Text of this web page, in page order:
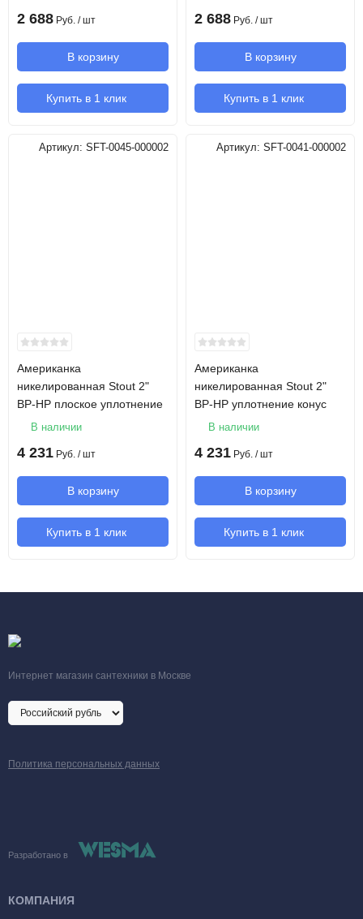
2 688 Руб. / шт
В корзину
Купить в 1 клик
2 688 Руб. / шт
В корзину
Купить в 1 клик
Артикул: SFT-0045-000002
Американка
никелированная Stout 2"
ВР-НР плоское уплотнение
В наличии
4 231 Руб. / шт
В корзину
Купить в 1 клик
Артикул: SFT-0041-000002
Американка
никелированная Stout 2"
ВР-НР уплотнение конус
В наличии
4 231 Руб. / шт
В корзину
Купить в 1 клик
Интернет магазин сантехники в Москве
Политика персональных данных
Разработано в
КОМПАНИЯ